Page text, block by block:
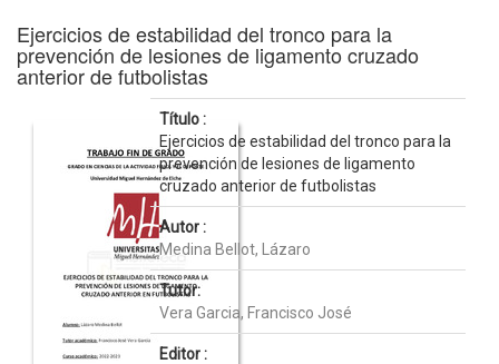
Ejercicios de estabilidad del tronco para la
prevención de lesiones de ligamento cruzado
anterior de futbolistas
Título :
Ejercicios de estabilidad del tronco para la
prevención de lesiones de ligamento
cruzado anterior de futbolistas
Autor :
Medina Bellot, Lázaro
Tutor:
Vera Garcia, Francisco José
Editor :